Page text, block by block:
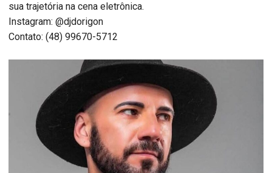
sua trajetória na cena eletrônica.
Instagram: @djdorigon
Contato: (48) 99670-5712